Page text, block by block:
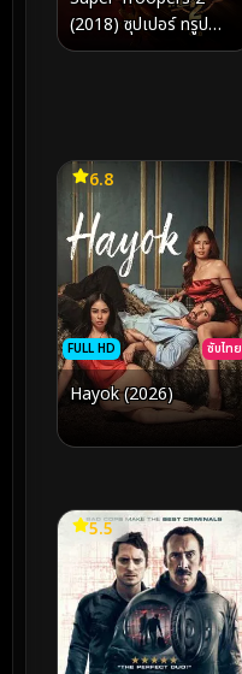
(2018) ซุปเปอร์ ทรูป
เปอร์ 2
FULL HD ซับไทย
6.8
Hayok (2026)
5.5